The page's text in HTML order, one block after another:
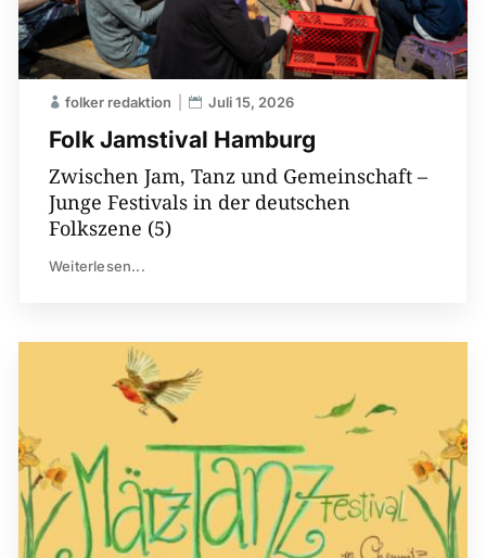
Folk Jamstival Hamburg
folker redaktion Juli 15, 2026
Zwischen Jam, Tanz und Gemeinschaft –
Junge Festivals in der deutschen
Folkszene (5)
Weiterlesen...